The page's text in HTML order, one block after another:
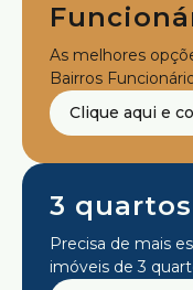
Clique aqui e
As melhores
Bairros
3
Precisa de mais
imóveis de 3